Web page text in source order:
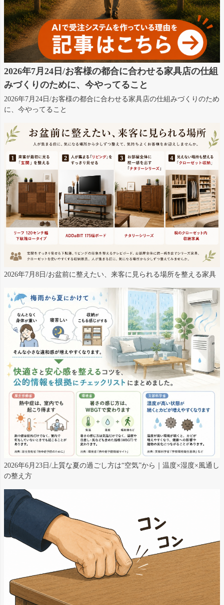
2026年7月24日/お客様の都合に合わせる家具店の仕組
みづくりのために、今やってること
2026年7月24日/お客様の都合に合わせる家具店の仕組みづくりのため
に、今やってること
2026年7月8日/お盆前に整えたい、来客に見られる場所を整える家具
2026年6月23日/上質な夏の過ごし方は“空気”から｜温度×湿度×風通し
の整え方